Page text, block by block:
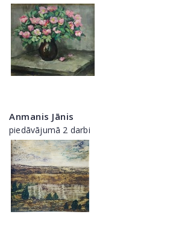
Anmanis Jānis
piedāvājumā 2 darbi